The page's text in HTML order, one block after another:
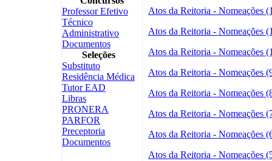
Professor Efetivo
Técnico
Administrativo
Documentos
Seleções
Substituto
Residência Médica
Tutor EAD
Libras
PRONERA
PARFOR
Preceptoria
Documentos
Atos da Reitoria - Nomeações
Atos da Reitoria - Nomeações
Atos da Reitoria - Nomeações
Atos da Reitoria - Nomeações
Atos da Reitoria - Nomeações
Atos da Reitoria - Nomeações
Atos da Reitoria - Nomeações
Atos da Reitoria - Nomeações